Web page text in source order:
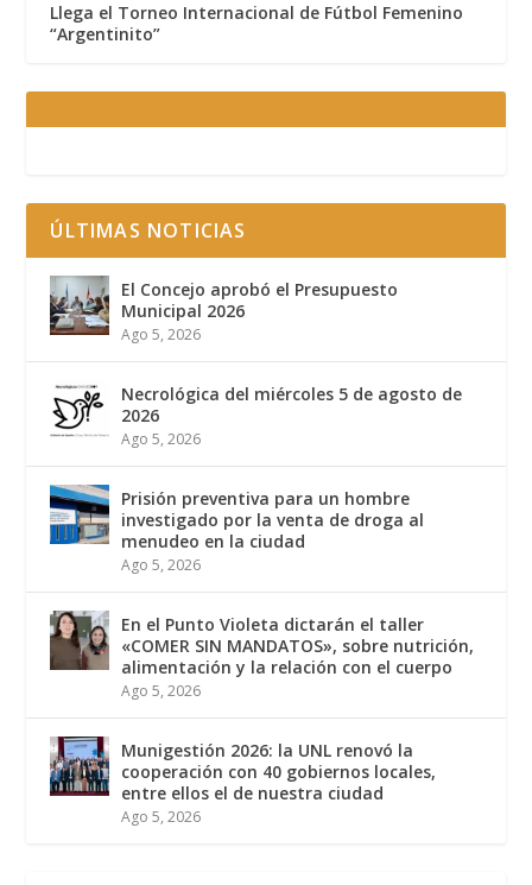
Llega el Torneo Internacional de Fútbol Femenino
“Argentinito”
ÚLTIMAS NOTICIAS
El Concejo aprobó el Presupuesto
Municipal 2026
Ago 5, 2026
Necrológica del miércoles 5 de agosto de
2026
Ago 5, 2026
Prisión preventiva para un hombre
investigado por la venta de droga al
menudeo en la ciudad
Ago 5, 2026
En el Punto Violeta dictarán el taller
«COMER SIN MANDATOS», sobre nutrición,
alimentación y la relación con el cuerpo
Ago 5, 2026
Munigestión 2026: la UNL renovó la
cooperación con 40 gobiernos locales,
entre ellos el de nuestra ciudad
Ago 5, 2026